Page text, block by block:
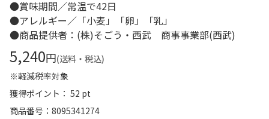
●賞味期間／常温で42日
●アレルギー／「小麦」「卵」「乳」
●商品提供者：(株)そごう・西武 商事事業部(西武)
5,240円(送料・税込)
※軽減税率対象
獲得ポイント： 52 pt
商品番号
8095341274